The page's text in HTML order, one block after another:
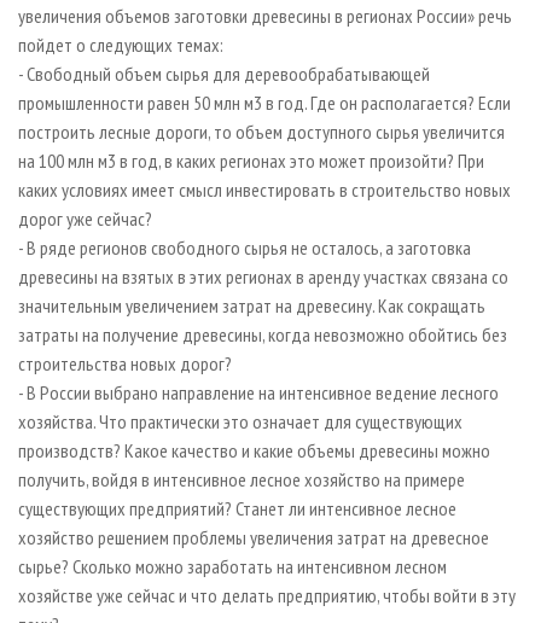
увеличения объемов заготовки древесины в регионах России» речь
пойдет о следующих темах:
- Свободный объем сырья для деревообрабатывающей
промышленности равен 50 млн м3 в год. Где он располагается? Если
построить лесные дороги, то объем доступного сырья увеличится
на 100 млн м3 в год, в каких регионах это может произойти? При
каких условиях имеет смысл инвестировать в строительство новых
дорог уже сейчас?
- В ряде регионов свободного сырья не осталось, а заготовка
древесины на взятых в этих регионах в аренду участках связана со
значительным увеличением затрат на древесину. Как сокращать
затраты на получение древесины, когда невозможно обойтись без
строительства новых дорог?
- В России выбрано направление на интенсивное ведение лесного
хозяйства. Что практически это означает для существующих
производств? Какое качество и какие объемы древесины можно
получить, войдя в интенсивное лесное хозяйство на примере
существующих предприятий? Станет ли интенсивное лесное
хозяйство решением проблемы увеличения затрат на древесное
сырье? Сколько можно заработать на интенсивном лесном
хозяйстве уже сейчас и что делать предприятию, чтобы войти в эту